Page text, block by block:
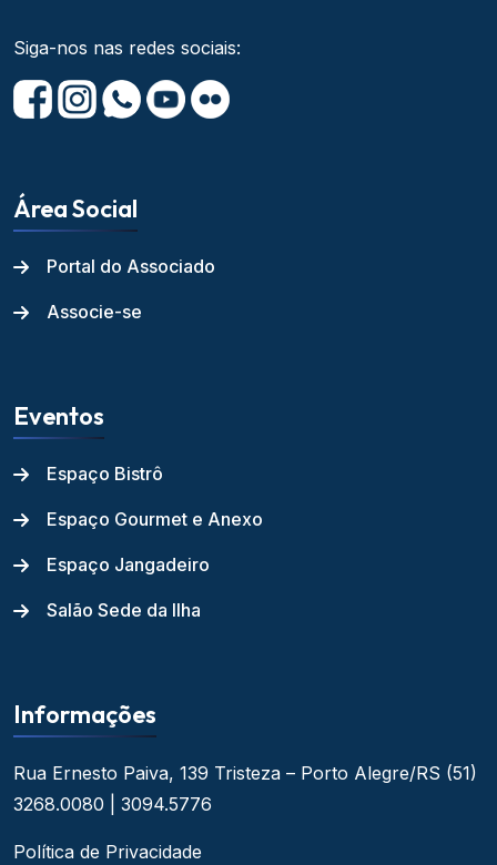
Siga-nos nas redes sociais:
Área Social
Portal do Associado
Associe-se
Eventos
Espaço Bistrô
Espaço Gourmet e Anexo
Espaço Jangadeiro
Salão Sede da Ilha
Informações
Rua Ernesto Paiva, 139 Tristeza – Porto Alegre/RS (51)
3268.0080 | 3094.5776
Política de Privacidade